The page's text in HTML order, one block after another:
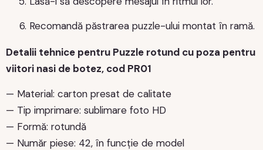
Recomandă păstrarea puzzle-ului montat în ramă.
Detalii tehnice pentru Puzzle rotund cu poza pentru
viitori nasi de botez, cod PR01
— Material: carton presat de calitate
— Tip imprimare: sublimare foto HD
— Formă: rotundă
— Număr piese: 42, în funcție de model